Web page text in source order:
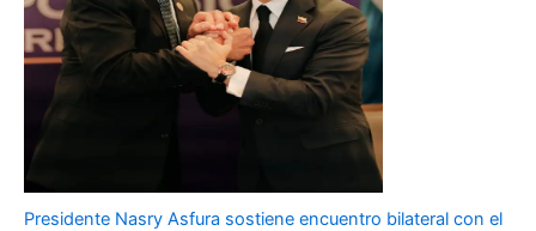
Presidente Nasry Asfura sostiene encuentro bilateral con el